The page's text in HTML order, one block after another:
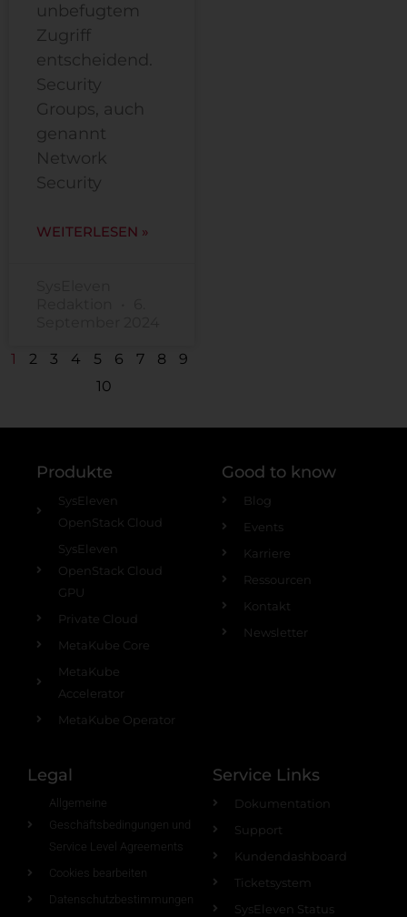
unbefugtem
Zugriff
entscheidend.
Security
Groups, auch
genannt
Network
Security
WEITERLESEN »
1 2 3 4 5 6 7 8
9
10
Produkte
SysEleven
OpenStack Cloud
SysEleven
OpenStack Cloud
GPU
Private Cloud
MetaKube Core
MetaKube
Accelerator
MetaKube Operator
Good to know
Blog
Events
Karriere
Ressourcen
Kontakt
Newsletter
Legal
Allgemeine
Geschäftsbedingungen und
Service Level Agreements
Cookies bearbeiten
Datenschutzbestimmungen
Service Links
Dokumentation
Support
Kundendashboard
Ticketsystem
SysEleven Status